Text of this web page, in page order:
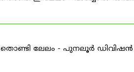
തൊണ്ടി ലേലം - പുനലൂർ ഡിവിഷൻ